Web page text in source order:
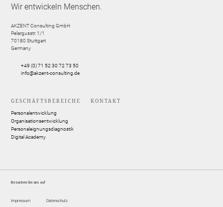
Wir entwickeln Menschen.
AKZENT Consulting GmbH
Pelargusstr. 1/1
70180 Stuttgart
Germany
+49 (0) 71 52 30 72 73 50
info@akzent-consulting.de
GESCHÄFTSBEREICHE
Personalentwicklung
Organisationsentwicklung
Personaleignungsdiagnostik
Digital Academy
KONTAKT
Besuchen Sie uns auf
Impressum Datenschutz